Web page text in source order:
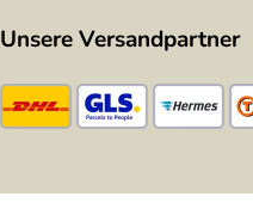
Unsere Versandpartner